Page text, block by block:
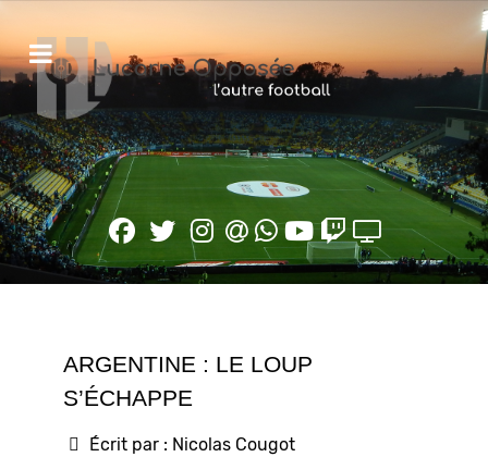
ARGENTINE : LE LOUP
S’ÉCHAPPE
Écrit par : Nicolas Cougot